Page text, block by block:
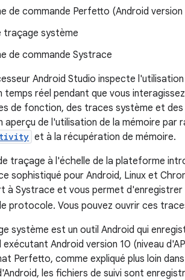
de commande Perfetto (Android
traçage système
de commande Systrace
Android Studio inspecte
réel pendant que vous
de fonction, des traces système et
aperçu de l'utilisation de la mémoire par
et à la récupération de mémoire.
traçage à l'échelle de la plateforme
sophistiqué pour Android, Linux et
à Systrace et vous permet
protocole. Vous pouvez ouvrir ces
système est un outil Android qui
exécutant Android version 10 (niveau
Perfetto, comme expliqué plus loin
les fichiers de suivi sont